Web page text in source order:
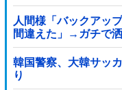
き配が起こしたの
人間様「バックアッ
間違えた」→ガチで
韓国警察、大韓サッカー協会
り